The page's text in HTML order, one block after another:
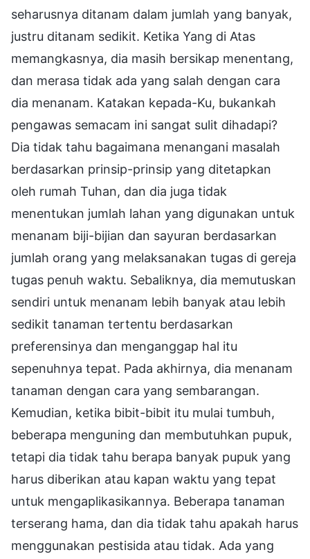
seharusnya ditanam dalam jumlah yang banyak,
justru ditanam sedikit. Ketika Yang di Atas
memangkasnya, dia masih bersikap menentang,
dan merasa tidak ada yang salah dengan cara
dia menanam. Katakan kepada-Ku, bukankah
pengawas semacam ini sangat sulit dihadapi?
Dia tidak tahu bagaimana menangani masalah
berdasarkan prinsip-prinsip yang ditetapkan
oleh rumah Tuhan, dan dia juga tidak
menentukan jumlah lahan yang digunakan untuk
menanam biji-bijian dan sayuran berdasarkan
jumlah orang yang melaksanakan tugas di gereja
tugas penuh waktu. Sebaliknya, dia memutuskan
sendiri untuk menanam lebih banyak atau lebih
sedikit tanaman tertentu berdasarkan
preferensinya dan menganggap hal itu
sepenuhnya tepat. Pada akhirnya, dia menanam
tanaman dengan cara yang sembarangan.
Kemudian, ketika bibit-bibit itu mulai tumbuh,
beberapa menguning dan membutuhkan pupuk,
tetapi dia tidak tahu berapa banyak pupuk yang
harus diberikan atau kapan waktu yang tepat
untuk mengaplikasikannya. Beberapa tanaman
terserang hama, dan dia tidak tahu apakah harus
menggunakan pestisida atau tidak. Ada yang